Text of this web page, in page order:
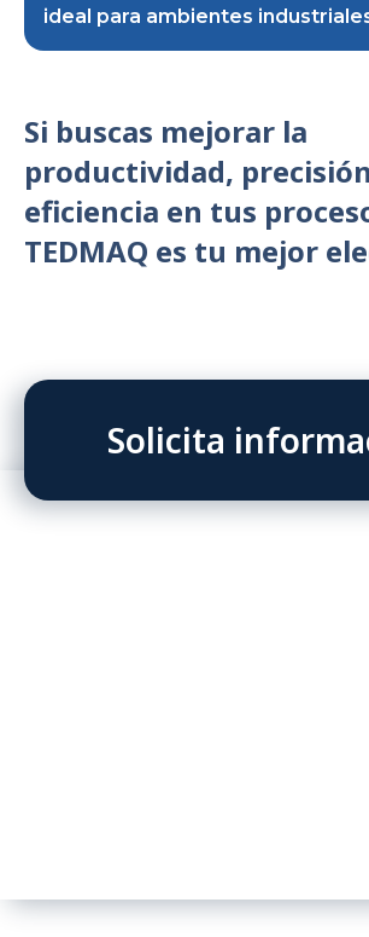
ideal para ambientes
Si buscas mejorar la
productividad,
eficiencia en tus
TEDMAQ es tu mejor
Solicita